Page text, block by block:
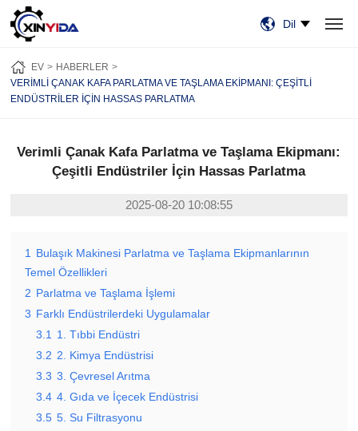
EV
ÜRÜN:% S
VIDEO
VAKALAR
HABERLER
HAKKIMIZDA
BİZE ULAŞIN
Dil
EV
HABERLER
VERIMLI ÇANAK KAFA PARLATMA VE TAŞLAMA EKIPMANI: ÇEŞITLI
ENDÜSTRILER İÇIN HASSAS PARLATMA
Verimli Çanak Kafa Parlatma ve Taşlama Ekipmanı:
Çeşitli Endüstriler İçin Hassas Parlatma
2025-08-20 10:08:55
1
Bulaşık Makinesi Parlatma ve Taşlama Ekipmanlarının
Temel Özellikleri
2 Parlatma ve Taşlama İşlemi
3 Farklı Endüstrilerdeki Uygulamalar
3.1
1. Tıbbi Endüstri
3.2 2. Kimya Endüstrisi
3.3 3. Çevresel Arıtma
3.4 4. Gıda ve İçecek Endüstrisi
3.5 5. Su Filtrasyonu